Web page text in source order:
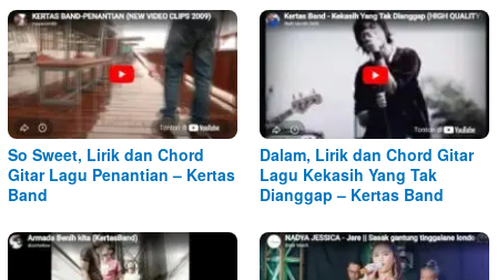
So Sweet, Lirik dan Chord
Gitar Lagu Penantian – Kertas
Band
Dalam, Lirik dan Chord Gitar
Lagu Kekasih Yang Tak
Dianggap – Kertas Band